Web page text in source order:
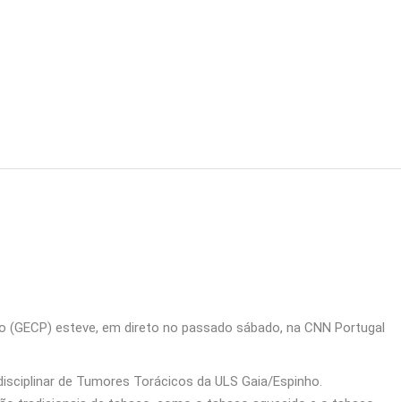
esteve, em direto no passado sábado, na CNN Portugal
de Tumores Torácicos da ULS Gaia/Espinho.